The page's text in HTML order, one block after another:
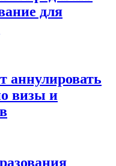
для
аннулировать
визы и